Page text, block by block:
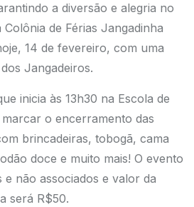
a diversão e alegria no
de Férias Jangadinha
14 de fevereiro, com uma
Jangadeiros.
inicia às 13h30 na Escola de
o encerramento das
brincadeiras, tobogã, cama
doce e muito mais! O evento
e não associados e valor da
será R$50.